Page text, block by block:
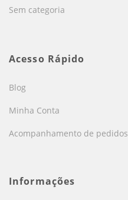
Sem categoria
Acesso Rápido
Blog
Minha Conta
Acompanhamento de pedidos
Informações